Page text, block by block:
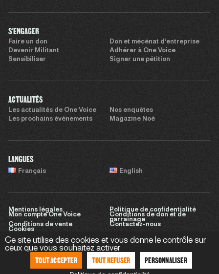
S'ENGAGER
Faire un don
Don et mécénat d’entreprise
Devenir Militant
Adhérer à One Voice
Sensibiliser
Signer une pétition
ACTUALITÉS
Les actualités de One Voice
Nos enquêtes
Les prochains évènements
Magazine Noé
LANGUES
Français English
Mentions légales
Politique de confidentialité
Mon compte One Voice
Conditions de don et de
parrainage
Conditions de vente
Contactez-nous
Cookies
Site réalisé parSweet Punk
Ce site utilise des cookies et vous donne le contrôle sur
ceux que vous souhaitez activer
TOUT ACCEPTER TOUT REFUSER PERSONNALISER